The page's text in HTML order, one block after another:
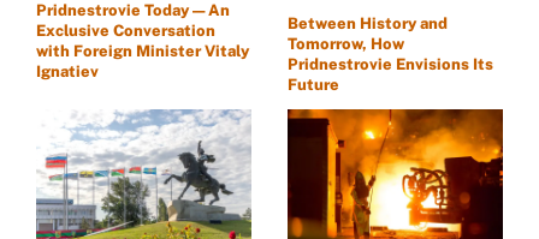
Pridnestrovie Today — An
Exclusive Conversation
with Foreign Minister Vitaly
Ignatiev
Between History and
Tomorrow, How
Pridnestrovie Envisions Its
Future